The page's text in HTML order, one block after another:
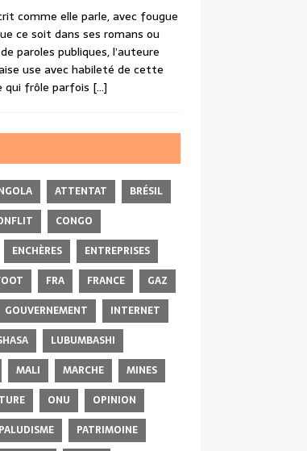
comme elle parle, avec fougue
ce soit dans ses romans ou
paroles publiques, l’auteure
use avec habileté de cette
qui frôle parfois […]
ATTENTAT
BRÉSIL
CONGO
ENCHÈRES
ENTREPRISES
FRA FRANCE
GAZ
GOUVERNEMENT
INTERNET
LUBUMBASHI
MALI MARCHE
MINES
ONU
OPINION
PALUDISME PATRIMOINE